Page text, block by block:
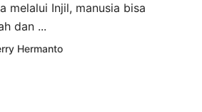
melalui Injil, manusia bisa
dan ...
Hermanto